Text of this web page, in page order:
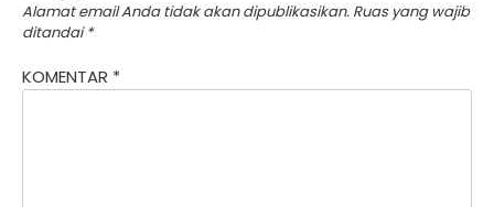
Alamat email Anda tidak akan dipublikasikan. Ruas yang wajib
ditandai*
KOMENTAR *